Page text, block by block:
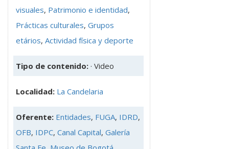
visuales, Patrimonio e identidad,
Prácticas culturales, Grupos
etários, Actividad física y deporte
Tipo de contenido: · Video
Localidad: La Candelaria
Oferente: Entidades, FUGA, IDRD,
OFB, IDPC, Canal Capital, Galería